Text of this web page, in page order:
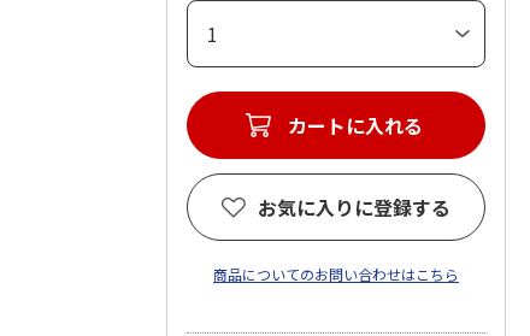
カートに入れる
お気に入りに登録する
商品についてのお問い合わせはこちら